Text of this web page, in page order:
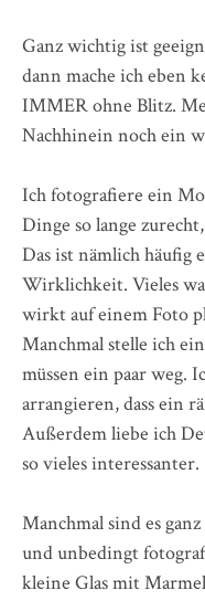
Ganz wichtig ist
dann mache ich eben
IMMER ohne Blitz.
Nachhinein noch ein
Ich fotografiere ein
Dinge so lange
Das ist nämlich häufig
Wirklichkeit. Vieles
wirkt auf einem Foto
Manchmal stelle ich
müssen ein paar weg.
arrangieren, dass ein
Außerdem liebe ich
so vieles interessanter.
Manchmal sind es
und unbedingt
kleine Glas mit